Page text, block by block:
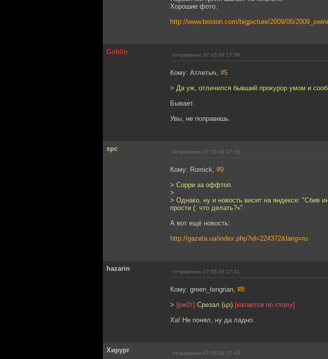
Хорошие фото.
http://www.boston.com/bigpicture/2009/05/
Goblin отправлено 07.05.09 17:39
Кому: Атлетыч, #5
> Да уж, отличился бывший прокурор умом и
Бывает.
Увы, не поправишь.
spc отправлено 07.05.09 17:39
Кому: Romick, #9
> Сорри за оффтоп.
>
> Однако, ну и новость висит на яндексе: "Сбив
прости (: что делать?»".
А вот ещё новость:
http://gazeta.ua/index.php?id=224372&lang=ru
hazarin отправлено 07.05.09 17:41
Кому: green_tengrian, #8
> [рж0т] Срезал (цэ) [катается по столу]
Ха! Не понял, ну да ладно.
Хирург отправлено 07.05.09 17:43